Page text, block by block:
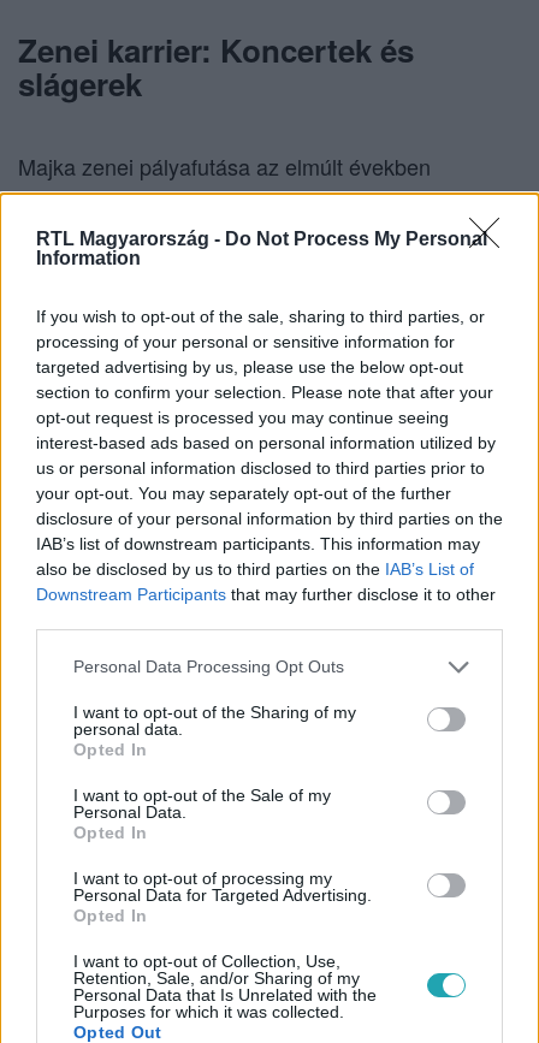
RTL Magyarország - Do Not Process My Personal
Information
If you wish to opt-out of the sale, sharing to third parties, or
processing of your personal or sensitive information for
targeted advertising by us, please use the below opt-out
section to confirm your selection. Please note that after your
opt-out request is processed you may continue seeing
interest-based ads based on personal information utilized by
us or personal information disclosed to third parties prior to
your opt-out. You may separately opt-out of the further
disclosure of your personal information by third parties on the
IAB’s list of downstream participants. This information may
also be disclosed by us to third parties on the IAB’s List of
Downstream Participants that may further disclose it to other
Please note that this website/app uses one or more Google
not limited to your visit or usage behaviour. You may click to
grant or deny consent to Google and its third-party tags to
use your data for below specified purposes in below Google
consent section.
Personal Data Processing Opt Outs
I want to opt-out of the Sharing of my
personal data.
Opted In
I want to opt-out of the Sale of my
Personal Data.
Opted In
I want to opt-out of processing my
Personal Data for Targeted Advertising.
Opted In
I want to opt-out of Collection, Use,
Retention, Sale, and/or Sharing of my
Personal Data that Is Unrelated with the
Purposes for which it was collected.
Opted Out
Zenei karrier: Koncertek és
slágerek
Majka zenei pályafutása az elmúlt években
töretlenül ívelt felfelé. Olyan slágerekkel vált
ismertté, mint aBelehalok, amely több mint 80
milliós megtekintést ért el, valamint a
táncol
és a Nekem ez jár .
Legújabb dala, aCsurran, cseppenhatalmas sikert
aratott, és már átlépte a 20 milliós megtekintést a
YouTube-on. A dal rendszerkritikus üzenete és
látványos klipje nagy visszhangot váltott ki, és a
közönség egyik kedvencévé vált.
Majka koncertjei mindig látványosak és teltházasak.
2025-ben a Papp László Sportarénában adott
nagyszabású koncertet, amelyen több tízezer